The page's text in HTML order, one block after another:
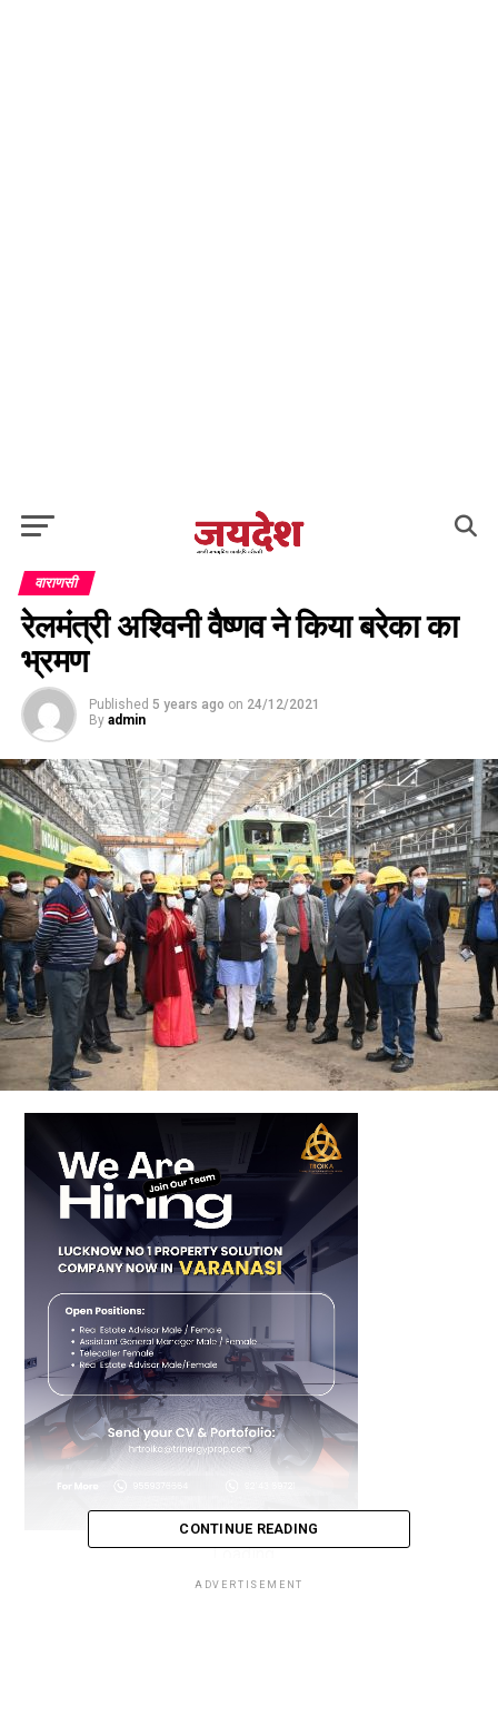
वाराणसी
रेलमंत्री अश्विनी वैष्णव ने किया बरेका का
भ्रमण
Published 5 years ago on 24/12/2021
By admin
Loading...
CONTINUE READING
ADVERTISEMENT